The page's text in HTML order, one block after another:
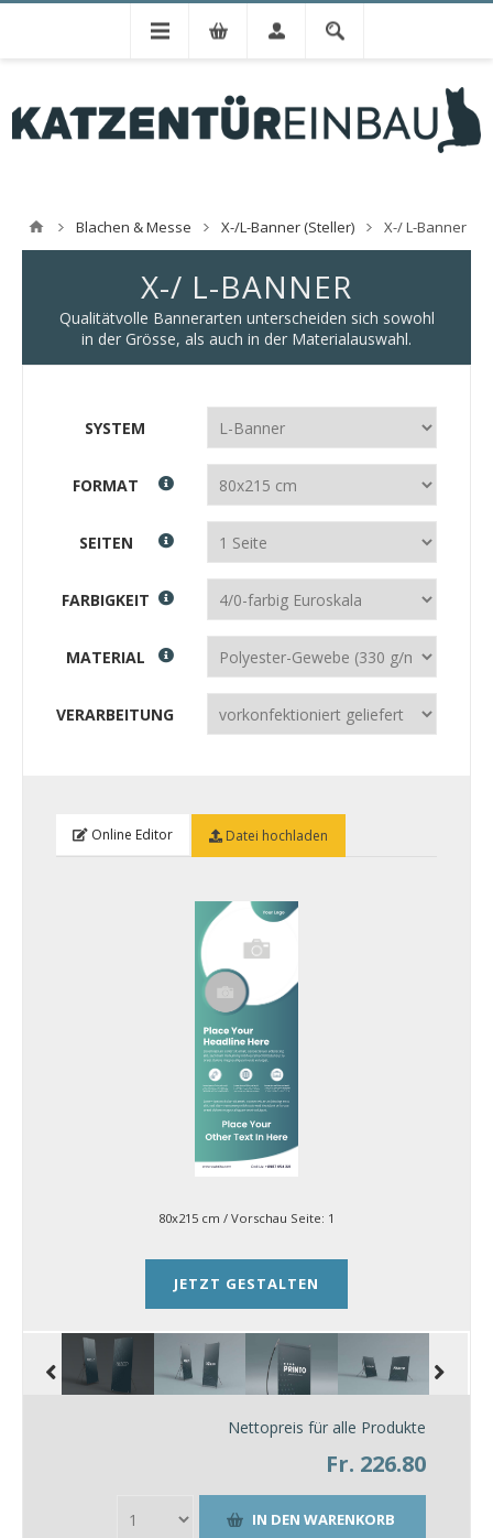
Blachen & Messe X-/L-Banner (Steller) X-/ L-Banner
X-/ L-BANNER
Qualitätvolle Bannerarten unterscheiden sich sowohl
in der Grösse, als auch in der Materialauswahl.
SYSTEM
FORMAT
SEITEN
FARBIGKEIT
MATERIAL
VERARBEITUNG
Online Editor Datei hochladen
80x215 cm / Vorschau Seite: 1
JETZT GESTALTEN
Nettopreis für alle Produkte
Fr. 226.80